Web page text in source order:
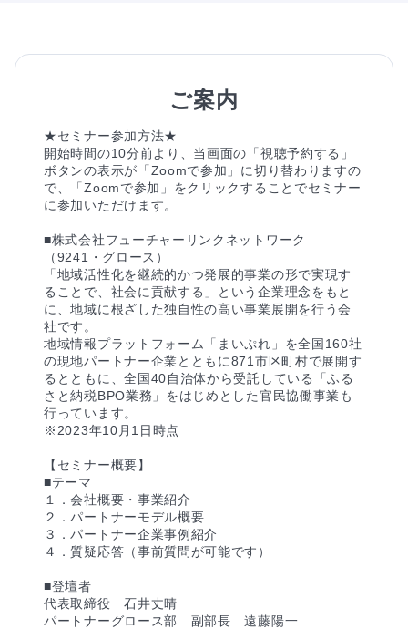
ご案内
★セミナー参加方法★
開始時間の10分前より、当画面の「視聴予約する」
ボタンの表示が「Zoomで参加」に切り替わりますの
で、「Zoomで参加」をクリックすることでセミナー
に参加いただけます。
■株式会社フューチャーリンクネットワーク
（9241・グロース）
「地域活性化を継続的かつ発展的事業の形で実現す
ることで、社会に貢献する」という企業理念をもと
に、地域に根ざした独自性の高い事業展開を行う会
社です。
地域情報プラットフォーム「まいぷれ」を全国160社
の現地パートナー企業とともに871市区町村で展開す
るとともに、全国40自治体から受託している「ふる
さと納税BPO業務」をはじめとした官民協働事業も
行っています。
※2023年10月1日時点
【セミナー概要】
■テーマ
１．会社概要・事業紹介
２．パートナーモデル概要
３．パートナー企業事例紹介
４．質疑応答（事前質問が可能です）
■登壇者
代表取締役　石井丈晴
パートナーグロース部　副部長　遠藤陽一